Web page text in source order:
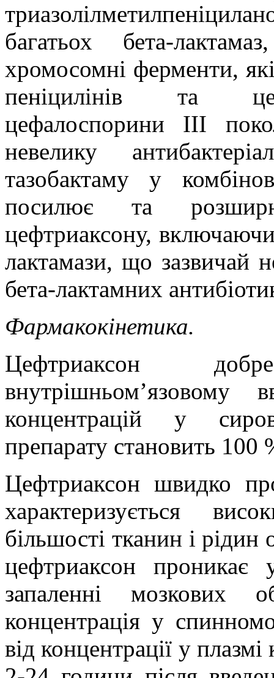
багатьох бета-
хромосомні ферменти,
пеніцилінів та
цефалоспорини ІІІ
невелику
тазобактаму у
посилює та
цефтриаксону,
лактамази, що зазвичай
бета-лактамних
Фармакокінетика.
Цефтриаксон
внутрішньом’язовому
концентрацій у
препарату становить 100
Цефтриаксон швидко
характеризується
більшості тканин і рідин
цефтриаксон
запаленні
концентрація у
від концентрації у